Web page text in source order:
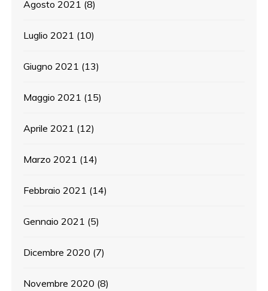
Agosto 2021 (8)
Luglio 2021 (10)
Giugno 2021 (13)
Maggio 2021 (15)
Aprile 2021 (12)
Marzo 2021 (14)
Febbraio 2021 (14)
Gennaio 2021 (5)
Dicembre 2020 (7)
Novembre 2020 (8)